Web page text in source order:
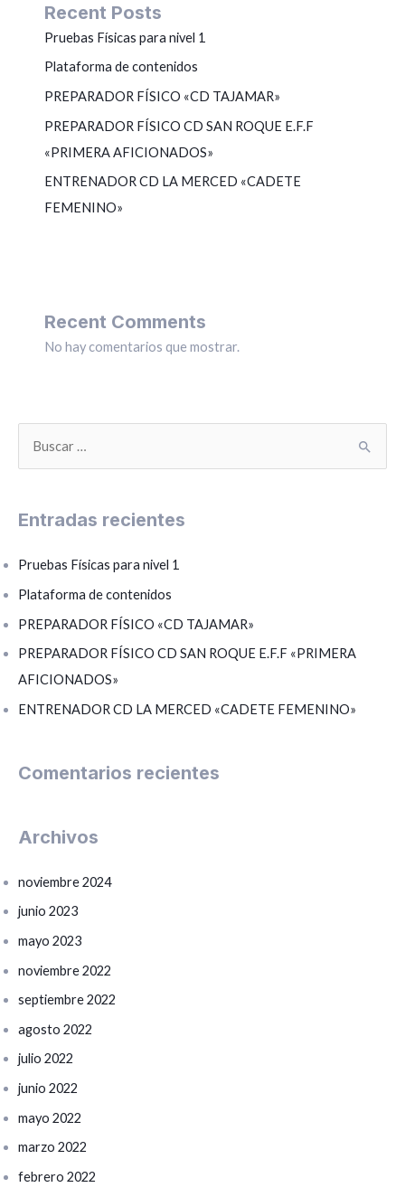
Recent Posts
Pruebas Físicas para nivel 1
Plataforma de contenidos
PREPARADOR FÍSICO «CD TAJAMAR»
PREPARADOR FÍSICO CD SAN ROQUE E.F.F
«PRIMERA AFICIONADOS»
ENTRENADOR CD LA MERCED «CADETE
FEMENINO»
Recent Comments
No hay comentarios que mostrar.
c
o
r
:
Entradas recientes
Pruebas Físicas para nivel 1
Plataforma de contenidos
PREPARADOR FÍSICO «CD TAJAMAR»
PREPARADOR FÍSICO CD SAN ROQUE E.F.F «PRIMERA
AFICIONADOS»
ENTRENADOR CD LA MERCED «CADETE FEMENINO»
Comentarios recientes
Archivos
noviembre 2024
junio 2023
mayo 2023
noviembre 2022
septiembre 2022
agosto 2022
julio 2022
junio 2022
mayo 2022
marzo 2022
febrero 2022